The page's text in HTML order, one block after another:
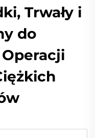
Trwały i
do